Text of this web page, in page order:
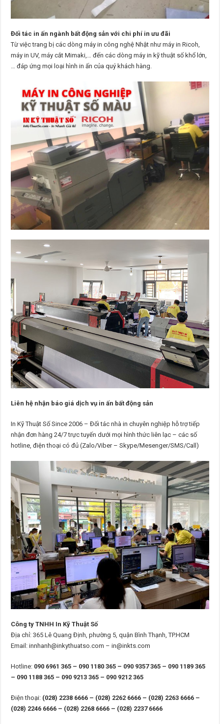
Đối tác in ấn ngành bất động sản với chi phí in ưu đãi
Từ việc trang bị các dòng máy in công nghệ Nhật như máy in Ricoh,
máy in UV, máy cắt Mimaki,… đến các dòng máy in kỹ thuật số khổ lớn,
… đáp ứng mọi loại hình in ấn của quý khách hàng.
Liên hệ nhận báo giá dịch vụ in ấn bất động sản
In Kỹ Thuật Số Since 2006 – Đối tác nhà in chuyên nghiệp hỗ trợ tiếp
nhận đơn hàng 24/7 trực tuyến dưới mọi hình thức liên lạc – các số
hotline, điện thoại có đủ (Zalo/Viber – Skype/Mesenger/SMS/Call)
Công ty TNHH In Kỹ Thuật Số
Địa chỉ: 365 Lê Quang Định, phường 5, quận Bình Thạnh, TP.HCM
Email: innhanh@inkythuatso.com – in@inkts.com
Hotline: 090 6961 365 – 090 1180 365 – 090 9357 365 – 090 1189 365
– 090 1188 365 – 090 9213 365 – 090 9212 365
Điện thoại: (028) 2238 6666 – (028) 2262 6666 – (028) 2263 6666 –
(028) 2246 6666 – (028) 2268 6666 – (028) 2237 6666